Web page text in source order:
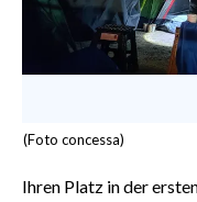
(Foto concessa)
Ihren Platz in der